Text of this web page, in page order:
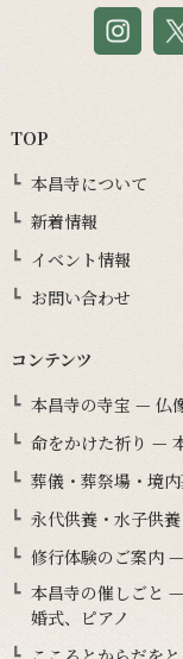
TOP
本昌寺について
新着情報
イベント情報
お問い合わせ
コンテンツ
本昌寺の寺宝 — 仏
命をかけた祈り —
葬儀・葬祭場・境
永代供養・水子供
修行体験のご案内
本昌寺の催しごと
婚式、ピアノ